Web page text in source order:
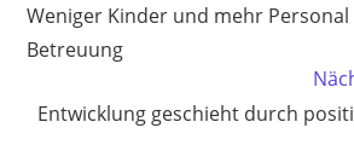
ansehen
Weniger Kinder und mehr
Betreuung
Entwicklung geschieht durch